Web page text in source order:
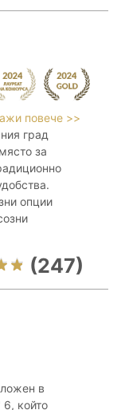
повече >>
град
за
опции
(247)
в
който